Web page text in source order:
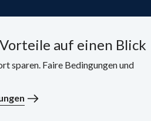
auf einen Blick
sparen. Faire Bedingungen und